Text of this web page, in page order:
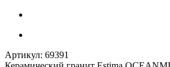
Артикул: 69391